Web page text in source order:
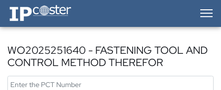
IP-Coster — Home
WO2025251640 - FASTENING TOOL AND
CONTROL METHOD THEREFOR